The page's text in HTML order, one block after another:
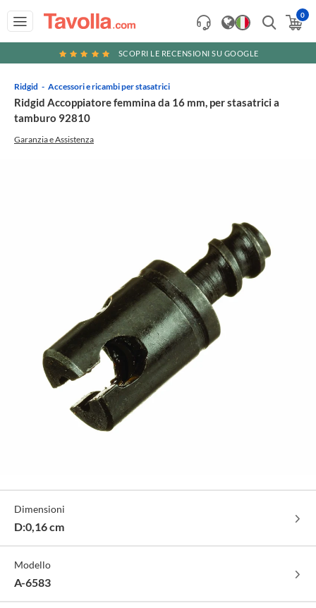
0
SCOPRI LE RECENSIONI SU GOOGLE
Ridgid Accessori e ricambi per stasatrici
Ridgid Accoppiatore femmina da 16 mm, per stasatrici a
tamburo 92810
Garanzia e Assistenza
Specifiche
Tecniche
Dimensioni
D:0,16 cm
Modello
A-6583